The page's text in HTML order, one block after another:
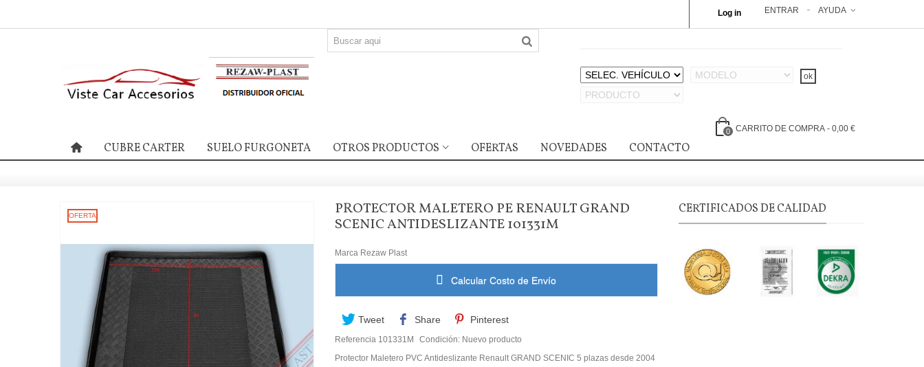
AYUDA
ENTRAR
Log in
0 CARRITO DE COMPRA - 0,00 €
CUBRE CARTER SUELO FURGONETA OTROS PRODUCTOS OFERTAS NOVEDADES CONTACTO
OFERTA
PROTECTOR MALETERO PE RENAULT GRAND
SCENIC ANTIDESLIZANTE 101331M
Marca Rezaw Plast
Calcular Costo de Envío
Tweet Share Pinterest
Referencia 101331M Condición: Nuevo producto
Protector Maletero PVC Antideslizante Renault GRAND SCENIC 5 plazas desde 2004
CERTIFICADOS DE CALIDAD